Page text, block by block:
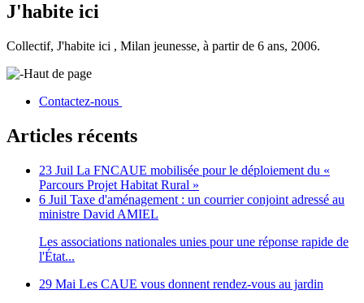
J'habite ici
Collectif, J'habite ici , Milan jeunesse, à partir de 6 ans, 2006.
Haut de page
Contactez-nous
Articles récents
23 Juil La FNCAUE mobilisée pour le déploiement du «
Parcours Projet Habitat Rural »
6 Juil Taxe d'aménagement : un courrier conjoint adressé au
ministre David AMIEL
Les associations nationales unies pour une réponse rapide de
l'État...
29 Mai Les CAUE vous donnent rendez-vous au jardin